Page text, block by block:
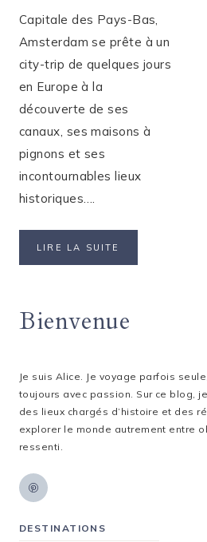
Capitale des Pays-Bas,
Amsterdam se prête à un
city-trip de quelques jours
en Europe à la
découverte de ses
canaux, ses maisons à
pignons et ses
incontournables lieux
historiques….
LIRE LA SUITE
2
Bienvenue
Je suis Alice. Je voyage parfois
toujours avec passion. Sur ce blog,
des lieux chargés d’histoire et des
explorer le monde autrement entre
ressenti.
DESTINATIONS